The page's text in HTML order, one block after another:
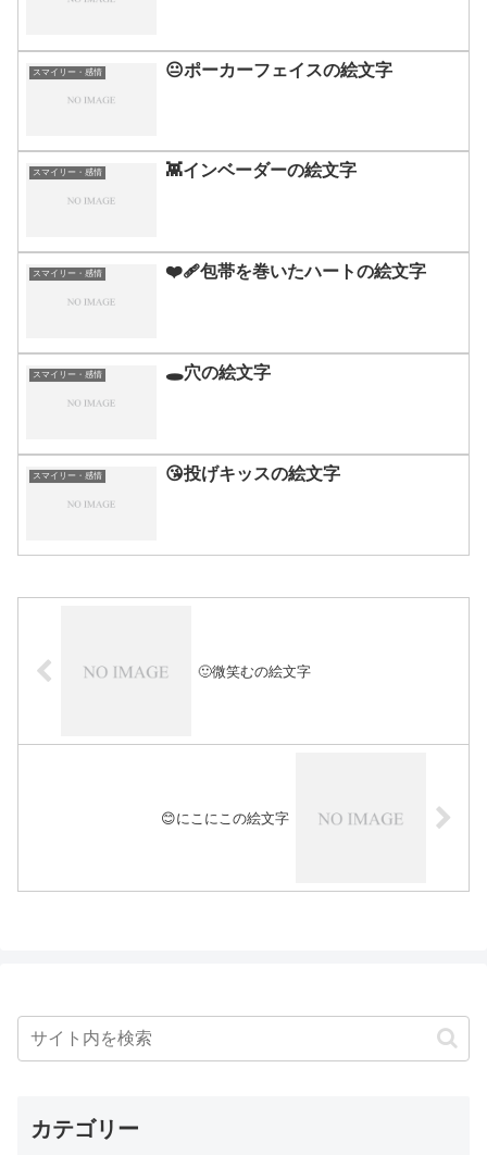
スマイリー・感情 😐ポーカーフェイスの絵文字
スマイリー・感情 👾インベーダーの絵文字
スマイリー・感情 ❤️‍🩹包帯を巻いたハートの絵文字
スマイリー・感情 🕳️穴の絵文字
スマイリー・感情 😘投げキッスの絵文字
🙂微笑むの絵文字
😊にこにこの絵文字
カテゴリー